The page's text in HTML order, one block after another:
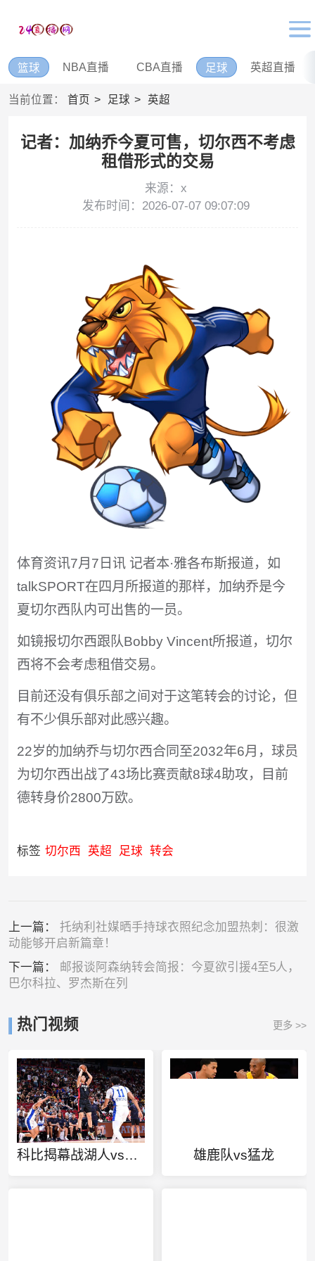
篮球 NBA直播 CBA直播 足球 英超直播
当前位置： 首页 足球 英超
记者：加纳乔今夏可售，切尔西不考虑
租借形式的交易
来源：x
发布时间：2026-07-07 09:07:09
体育资讯7月7日讯 记者本·雅各布斯报道，如
talkSPORT在四月所报道的那样，加纳乔是今
夏切尔西队内可出售的一员。
如镜报切尔西跟队Bobby Vincent所报道，切尔
西将不会考虑租借交易。
目前还没有俱乐部之间对于这笔转会的讨论，但
有不少俱乐部对此感兴趣。
22岁的加纳乔与切尔西合同至2032年6月，球员
为切尔西出战了43场比赛贡献8球4助攻，目前
德转身价2800万欧。
标签 切尔西 英超 足球 转会
上一篇： 托纳利社媒晒手持球衣照纪念加盟热刺：很激
动能够开启新篇章！
下一篇：
邮报谈阿森纳转会简报：今夏欲引援4至5人，
巴尔科拉、罗杰斯在列
热门视频 更多 >>
科比揭幕战湖人vs快船 雄鹿队vs猛龙